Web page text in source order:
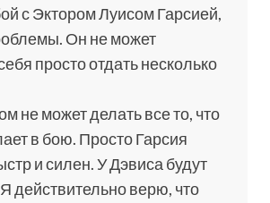
с Эктором Луисом Гарсией,
Он не может
просто отдать несколько
не может делать все то, что
в бою. Просто Гарсия
и силен. У Дэвиса будут
действительно верю, что